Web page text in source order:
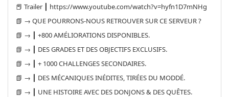
📕 Trailer ┃ https://www.youtube.com/watch?v=hyfn1D7mNHg
📗 → QUE POURRONS-NOUS RETROUVER SUR CE SERVEUR ?
📗 → ┃ +800 AMÉLIORATIONS DISPONIBLES.
📗 → ┃ DES GRADES ET DES OBJECTIFS EXCLUSIFS.
📗 → ┃ + 1000 CHALLENGES SECONDAIRES.
📗 → ┃ DES MÉCANIQUES INÉDITES, TIRÉES DU MODDÉ.
📗 → ┃ UNE HISTOIRE AVEC DES DONJONS & DES QUÊTES.